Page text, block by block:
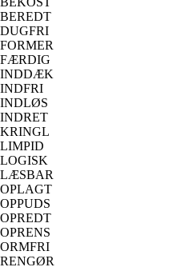
BEREDT
DUGFRI
FORMER
FÆRDIG
INDDÆK
INDFRI
INDLØS
INDRET
KRINGL
LIMPID
LOGISK
LÆSBAR
OPLAGT
OPPUDS
OPREDT
OPRENS
ORMFRI
RENGØR